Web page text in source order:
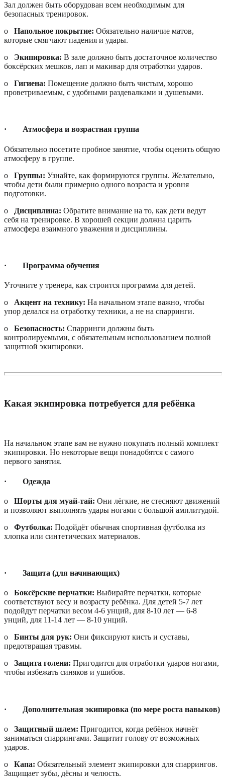
Зал должен быть оборудован всем необходимым для
безопасных тренировок.
o Напольное покрытие: Обязательно наличие матов,
которые смягчают падения и удары.
o Экипировка: В зале должно быть достаточное количество
боксёрских мешков, лап и макивар для отработки ударов.
o Гигиена: Помещение должно быть чистым, хорошо
проветриваемым, с удобными раздевалками и душевыми.
· Атмосфера и возрастная группа
Обязательно посетите пробное занятие, чтобы оценить общую
атмосферу в группе.
o Группы: Узнайте, как формируются группы. Желательно,
чтобы дети были примерно одного возраста и уровня
подготовки.
o
Дисциплина: Обратите внимание на то, как дети ведут
себя на тренировке. В хорошей секции должна царить
атмосфера взаимного уважения и дисциплины.
· Программа обучения
Уточните у тренера, как строится программа для детей.
o Акцент на технику: На начальном этапе важно, чтобы
упор делался на отработку техники, а не на спарринги.
o Безопасность: Спарринги должны быть
контролируемыми, с обязательным использованием полной
защитной экипировки.
Какая экипировка потребуется для ребёнка
На начальном этапе вам не нужно покупать полный комплект
экипировки. Но некоторые вещи понадобятся с самого
первого занятия.
· Одежда
o Шорты для муай-тай: Они лёгкие, не стесняют движений
и позволяют выполнять удары ногами с большой амплитудой.
o Футболка: Подойдёт обычная спортивная футболка из
хлопка или синтетических материалов.
· Защита (для начинающих)
o Боксёрские перчатки: Выбирайте перчатки, которые
соответствуют весу и возрасту ребёнка. Для детей 5-7 лет
подойдут перчатки весом 4-6 унций, для 8-10 лет — 6-8
унций, для 11-14 лет — 8-10 унций.
o Бинты для рук: Они фиксируют кисть и суставы,
предотвращая травмы.
o Защита голени: Пригодится для отработки ударов ногами,
чтобы избежать синяков и ушибов.
· Дополнительная экипировка (по мере роста навыков)
o Защитный шлем: Пригодится, когда ребёнок начнёт
заниматься спаррингами. Защитит голову от возможных
ударов.
o Капа: Обязательный элемент экипировки для спаррингов.
Защищает зубы, дёсны и челюсть.